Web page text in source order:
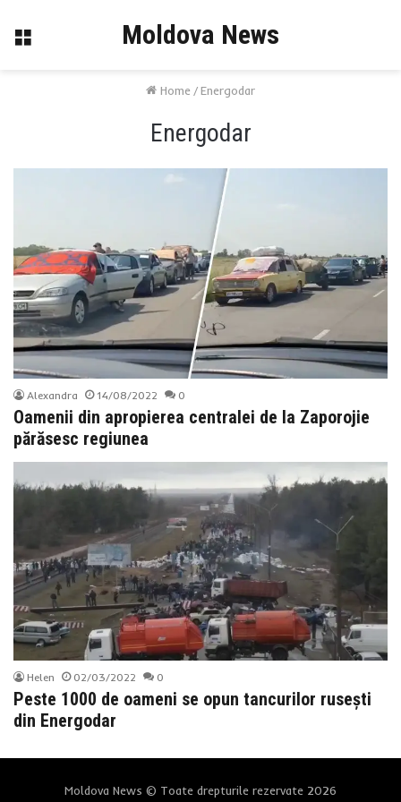
Menu Moldova News
Home /Energodar
Energodar
Alexandra 14/08/2022 0
Oamenii din apropierea centralei de la Zaporojie
părăsesc regiunea
Helen 02/03/2022 0
Peste 1000 de oameni se opun tancurilor rusești
din Energodar
Moldova News © Toate drepturile rezervate 2026